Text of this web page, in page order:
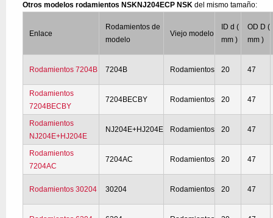
Otros modelos rodamientos NSKNJ204ECP NSKdel mismo tamaño:
Enlace
Rodamientos de
modelo
Viejo modelo
ID d (
mm )
OD D (
mm )
Rodamientos 7204B 7204B Rodamientos 20 47
Rodamientos
7204BECBY
7204BECBY Rodamientos 20 47
Rodamientos
NJ204E+HJ204E
NJ204E+HJ204E Rodamientos 20 47
Rodamientos
7204AC
7204AC Rodamientos 20 47
Rodamientos 30204 30204 Rodamientos 20 47